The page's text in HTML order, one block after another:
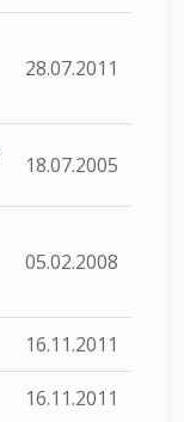
28.07.2011
18.07.2005
05.02.2008
16.11.2011
16.11.2011